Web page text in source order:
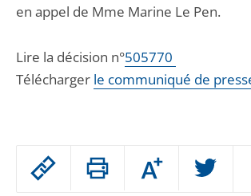
Passer
Augmenter
ou
en appel de Mme Marine Le Pen.
Lire la décision n°505770
Télécharger le communiqué de